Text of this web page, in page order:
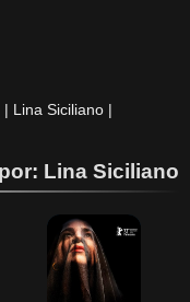
| Lina Siciliano |
Lina Siciliano
Mulheres
Rebeldes